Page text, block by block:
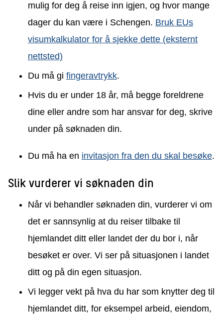
mulig for deg å reise inn igjen, og hvor mange
dager du kan være i Schengen. Bruk EUs
visumkalkulator for å sjekke dette (eksternt
nettsted)
Du må gi fingeravtrykk.
Hvis du er under 18 år, må begge foreldrene
dine eller andre som har ansvar for deg, skrive
under på søknaden din.
Du må ha en invitasjon fra den du skal besøke.
Slik vurderer vi søknaden din
Når vi behandler søknaden din, vurderer vi om
det er sannsynlig at du reiser tilbake til
hjemlandet ditt eller landet der du bor i, når
besøket er over. Vi ser på situasjonen i landet
ditt og på din egen situasjon.
Vi legger vekt på hva du har som knytter deg til
hjemlandet ditt, for eksempel arbeid, eiendom,